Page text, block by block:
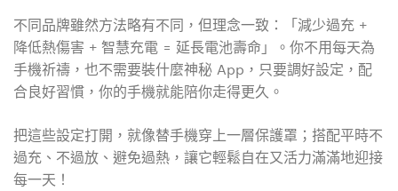
不同品牌雖然方法略有不同，但理念一致：「減少過充 +
降低熱傷害 + 智慧充電 = 延長電池壽命」。你不用每天為
手機祈禱，也不需要裝什麼神秘 App，只要調好設定，配
合良好習慣，你的手機就能陪你走得更久。
把這些設定打開，就像替手機穿上一層保護罩；搭配平時不
過充、不過放、避免過熱，讓它輕鬆自在又活力滿滿地迎接
每一天！